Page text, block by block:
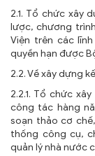
2.1. Tổ chức xây
lược, chương
Viện trên các
quyền hạn được
2.2. Về xây dựng
2.2.1. Tổ chức
công tác hàng
soạn thảo cơ
thống công cụ,
quản lý nhà nước